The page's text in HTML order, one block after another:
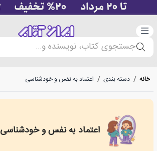
دسته‌بندی
جستجوی کتاب، نویسنده و...
خانه / دسته بندی / اعتماد به نفس و خودشناسی
اعتماد به نفس و خودشناسی
Building Self-Confidence